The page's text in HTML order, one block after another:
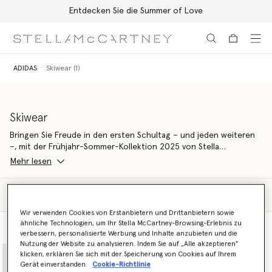
Entdecken Sie die Summer of Love
ADIDAS Skiwear (1)
Skiwear
Bringen Sie Freude in den ersten Schultag – und jeden weiteren
–, mit der Frühjahr-Sommer-Kollektion 2025 von Stella
McCartney Kids. Der Schnitt lässt sich von der lebendigen Laune
Lernen über Mutter Erde und unsere Mitgeschöpfe.
sie auf fesselnde Modeabenteuer für die Schulzeit. Ein vertrauter,
hasenzähniger Meeresbewohner und seine Picknickkameraden
erkunden zusammen mit ihren katzen- und froschartigen
Freunden den Weg durch Skateparks, verwunschene Wälder und
Gartenpartys. Sie finden hier kuschelig weiche Strickwaren,
Mehr lesen
Ansicht des Modells Produktansicht
Wir verwenden Cookies von Erstanbietern und Drittanbietern sowie
ähnliche Technologien, um Ihr Stella McCartney-Browsing-Erlebnis zu
verbessern, personalisierte Werbung und Inhalte anzubieten und die
Nutzung der Website zu analysieren. Indem Sie auf „Alle akzeptieren"
klicken, erklären Sie sich mit der Speicherung von Cookies auf Ihrem
Gerät einverstanden.
Cookie-Richtlinie